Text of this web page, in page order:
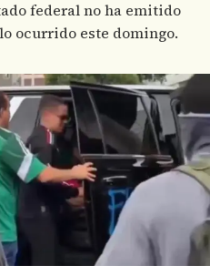
federal no ha emitido
ocurrido este domingo.